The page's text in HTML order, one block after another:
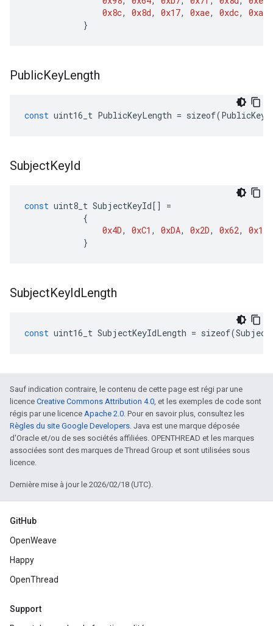
0x8c, 0x8d, 0x17, 0xae, 0xdc, 0xa4
}
PublicKeyLength
const uint16_t PublicKeyLength = sizeof(PublicKey
SubjectKeyId
const uint8_t SubjectKeyId[]
=
{
0x4D, 0xC1 , 0xDA, 0x2D, 0x62, 0x19
}
SubjectKeyIdLength
const uint16_t SubjectKeyIdLength = sizeof(
Sauf indication contraire, le contenu de cette page est régi par une
licence Creative Commons Attribution 4.0, et les exemples de code sont
régis par une licence Apache 2.0. Pour en savoir plus, consultez les
Règles du site Google Developers. Java est une marque déposée
d'Oracle et/ou de ses sociétés affiliées. OPENTHREAD et les marques
associées sont des marques de Thread Group et sont utilisées sous
licence.
Dernière mise à jour le 2026/02/18 (UTC).
GitHub
OpenWeave
Happy
OpenThread
Support